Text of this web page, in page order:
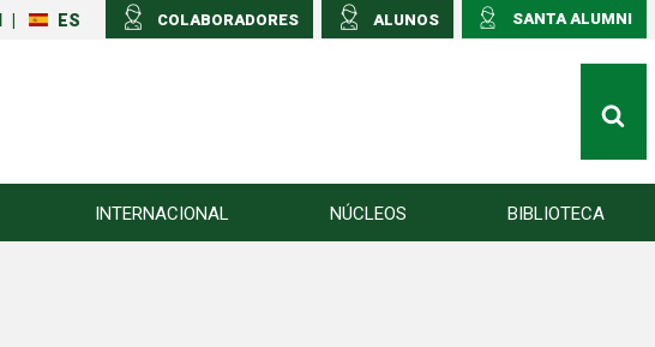
SANTA ALUMNI
ALUNOS
COLABORADORES
ES
INTERNACIONAL NÚCLEOS BIBLIOTECA